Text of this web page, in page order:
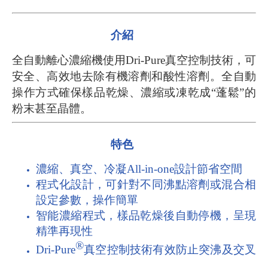
介紹
全自動離心濃縮機使用Dri-Pure真空控制技術，可
安全、高效地去除有機溶劑和酸性溶劑。全自動
操作方式確保樣品乾燥、濃縮或凍乾成“蓬鬆”的
粉末甚至晶體。
特色
濃縮、真空、冷凝All-in-one設計節省空間
程式化設計，可針對不同沸點溶劑或混合相
設定參數，操作簡單
智能濃縮程式，樣品乾燥後自動停機，呈現
精準再現性
Dri-Pure®真空控制技術有效防止突沸及交叉